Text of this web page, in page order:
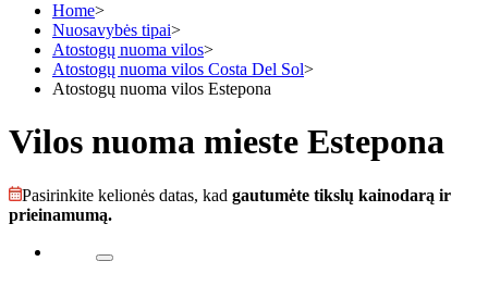
Home>
Nuosavybės tipai>
Atostogų nuoma vilos>
Atostogų nuoma vilos Costa Del Sol>
Atostogų nuoma vilos Estepona
Vilos nuoma mieste Estepona
Pasirinkite kelionės datas, kad gautumėte tikslų kainodarą ir
prieinamumą.